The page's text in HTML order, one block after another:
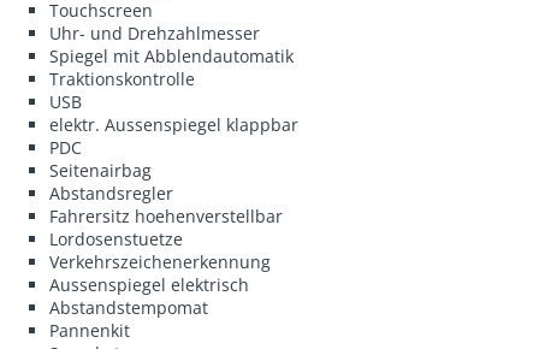
Touchscreen
Uhr- und Drehzahlmesser
Spiegel mit Abblendautomatik
Traktionskontrolle
USB
elektr. Aussenspiegel klappbar
PDC
Seitenairbag
Abstandsregler
Fahrersitz hoehenverstellbar
Lordosenstuetze
Verkehrszeichenerkennung
Aussenspiegel elektrisch
Abstandstempomat
Pannenkit